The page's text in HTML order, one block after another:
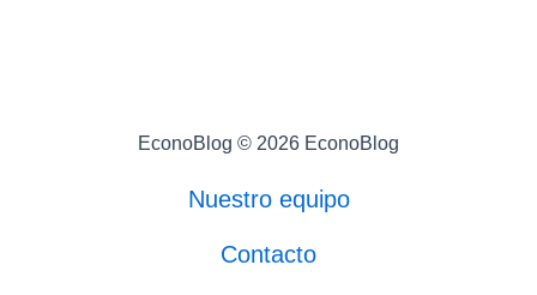
EconoBlog © 2026 EconoBlog
Nuestro equipo
Contacto